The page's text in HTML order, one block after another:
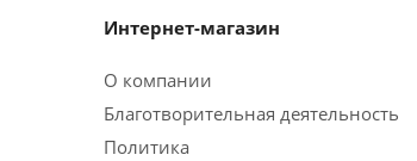
Интернет-магазин
О компании
Благотворительная деятельность
Политика